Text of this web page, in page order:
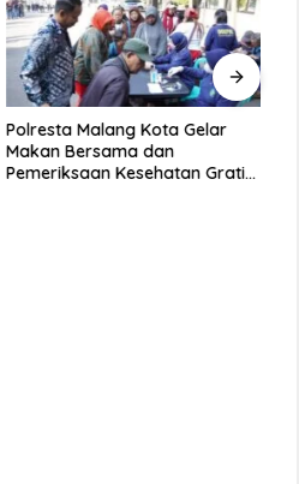
Polresta Malang Kota Gelar
Makan Bersama dan
Pemeriksaan Kesehatan Gratis,